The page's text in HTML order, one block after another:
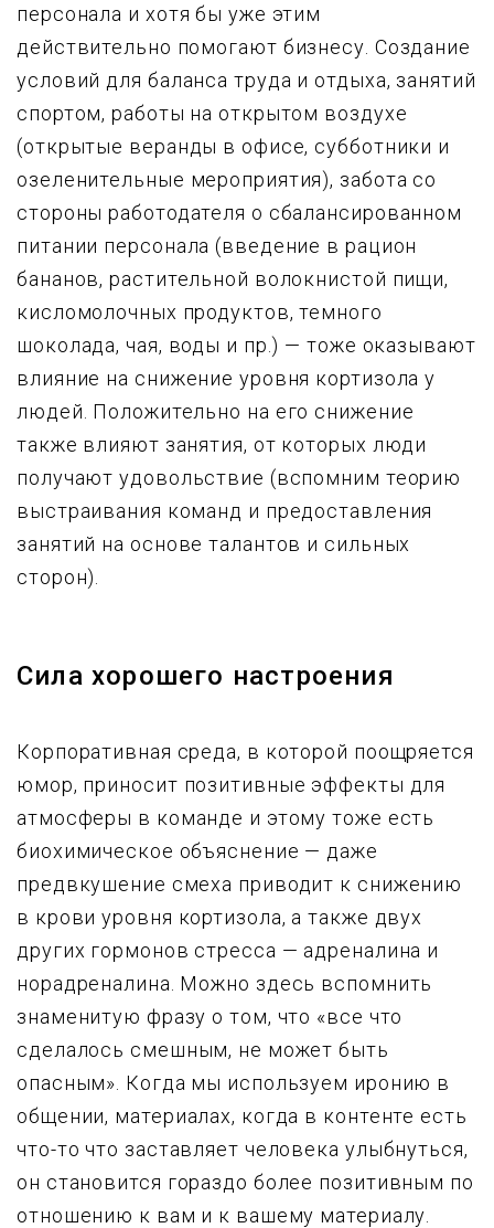
персонала и хотя бы уже этим
действительно помогают бизнесу. Создание
условий для баланса труда и отдыха, занятий
спортом, работы на открытом воздухе
(открытые веранды в офисе, субботники и
озеленительные мероприятия), забота со
стороны работодателя о сбалансированном
питании персонала (введение в рацион
бананов, растительной волокнистой пищи,
кисломолочных продуктов, темного
шоколада, чая, воды и пр.) — тоже оказывают
влияние на снижение уровня кортизола у
людей. Положительно на его снижение
также влияют занятия, от которых люди
получают удовольствие (вспомним теорию
выстраивания команд и предоставления
занятий на основе талантов и сильных
сторон).
Сила хорошего настроения
Корпоративная среда, в которой поощряется
юмор, приносит позитивные эффекты для
атмосферы в команде и этому тоже есть
биохимическое объяснение — даже
предвкушение смеха приводит к снижению
в крови уровня кортизола, а также двух
других гормонов стресса — адреналина и
норадреналина. Можно здесь вспомнить
знаменитую фразу о том, что «все что
сделалось смешным, не может быть
опасным». Когда мы используем иронию в
общении, материалах, когда в контенте есть
что-то что заставляет человека улыбнуться,
он становится гораздо более позитивным по
отношению к вам и к вашему материалу.